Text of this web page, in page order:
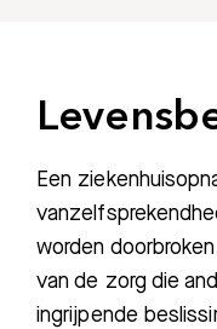
Een
worden
van de zorg die
ingrijpende